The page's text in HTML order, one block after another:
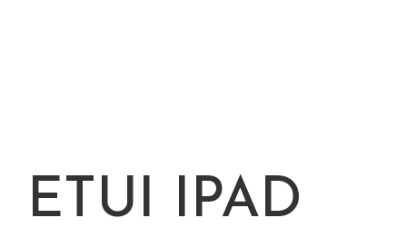
ETUI IPAD